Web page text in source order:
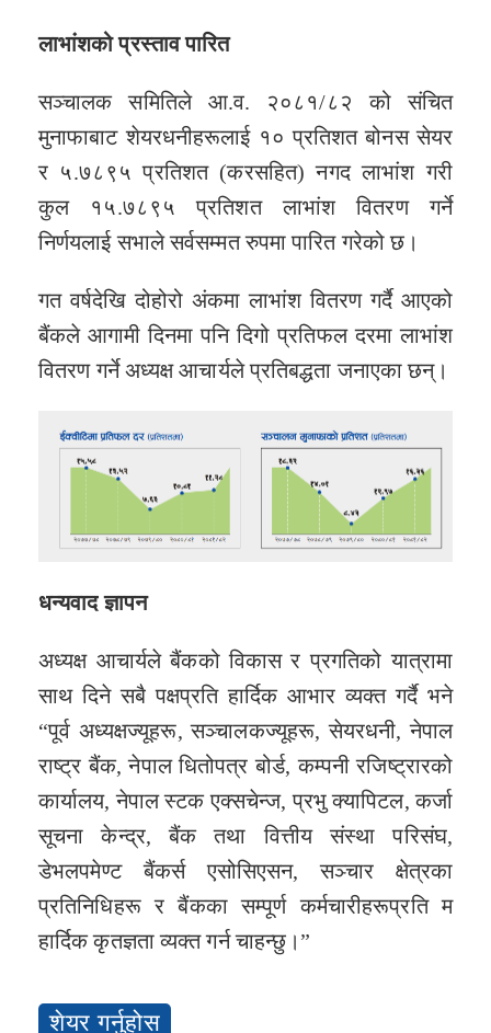
लाभांशको प्रस्ताव पारित
सञ्चालक समितिले आ.व. २०८१/८२ को संचित
मुनाफाबाट शेयरधनीहरूलाई १० प्रतिशत बोनस सेयर
र ५.७८९५ प्रतिशत (करसहित) नगद लाभांश गरी
कुल १५.७८९५ प्रतिशत लाभांश वितरण गर्ने
निर्णयलाई सभाले सर्वसम्मत रुपमा पारित गरेको छ।
गत वर्षदेखि दोहोरो अंकमा लाभांश वितरण गर्दै आएको
बैंकले आगामी दिनमा पनि दिगो प्रतिफल दरमा लाभांश
वितरण गर्ने अध्यक्ष आचार्यले प्रतिबद्धता जनाएका छन्।
धन्यवाद ज्ञापन
अध्यक्ष आचार्यले बैंकको विकास र प्रगतिको यात्रामा
साथ दिने सबै पक्षप्रति हार्दिक आभार व्यक्त गर्दै भने
“पूर्व अध्यक्षज्यूहरू, सञ्चालकज्यूहरू, सेयरधनी, नेपाल
राष्ट्र बैंक, नेपाल धितोपत्र बोर्ड, कम्पनी रजिष्ट्रारको
कार्यालय, नेपाल स्टक एक्सचेन्ज, प्रभु क्यापिटल, कर्जा
सूचना केन्द्र, बैंक तथा वित्तीय संस्था परिसंघ,
डेभलपमेण्ट बैंकर्स एसोसिएसन, सञ्चार क्षेत्रका
प्रतिनिधिहरू र बैंकका सम्पूर्ण कर्मचारीहरूप्रति म
हार्दिक कृतज्ञता व्यक्त गर्न चाहन्छु।”
शेयर गर्नुहोस